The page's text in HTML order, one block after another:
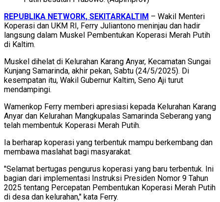
REPUBLIKA NETWORK, SEKITARKALTIM – Wakil Menteri
Koperasi dan UKM RI, Ferry Juliantono meninjau dan hadir
langsung dalam Muskel Pembentukan Koperasi Merah Putih
di Kaltim.
Muskel dihelat di Kelurahan Karang Anyar, Kecamatan Sungai
Kunjang Samarinda, akhir pekan, Sabtu (24/5/2025). Di
kesempatan itu, Wakil Gubernur Kaltim, Seno Aji turut
mendampingi.
Wamenkop Ferry memberi apresiasi kepada Kelurahan Karang
Anyar dan Kelurahan Mangkupalas Samarinda Seberang yang
telah membentuk Koperasi Merah Putih.
Ia berharap koperasi yang terbentuk mampu berkembang dan
membawa maslahat bagi masyarakat.
"Selamat bertugas pengurus koperasi yang baru terbentuk. Ini
bagian dari implementasi Instruksi Presiden Nomor 9 Tahun
2025 tentang Percepatan Pembentukan Koperasi Merah Putih
di desa dan kelurahan," kata Ferry.